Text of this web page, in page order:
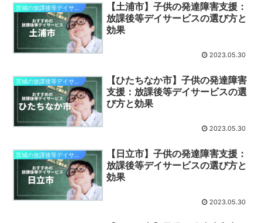
【土浦市】子供の発達障害支援：
放課後等デイサービスの選び方と
効果
2023.05.30
【ひたちなか市】子供の発達障害
支援：放課後等デイサービスの選
び方と効果
2023.05.30
【日立市】子供の発達障害支援：
放課後等デイサービスの選び方と
効果
2023.05.30